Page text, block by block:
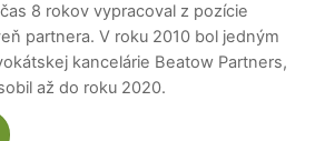
8 rokov vypracoval z pozície
partnera. V roku 2010 bol jedným
kancelárie Beatow Partners,
až do roku 2020.